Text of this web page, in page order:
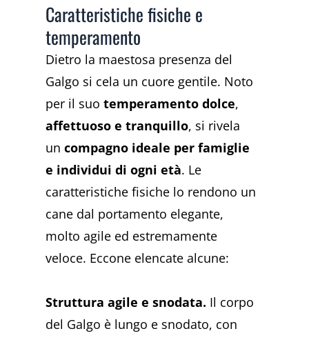
Caratteristiche fisiche e
temperamento
Dietro la maestosa presenza del
Galgo si cela un cuore gentile. Noto
per il suotemperamento dolce,
affettuoso e tranquillo, si rivela
uncompagno ideale per famiglie
e individui di ogni età. Le
caratteristiche fisiche lo rendono un
cane dal portamento elegante,
molto agile ed estremamente
veloce. Eccone elencate alcune:
Struttura agile e snodata. Il corpo
del Galgo è lungo e snodato, con